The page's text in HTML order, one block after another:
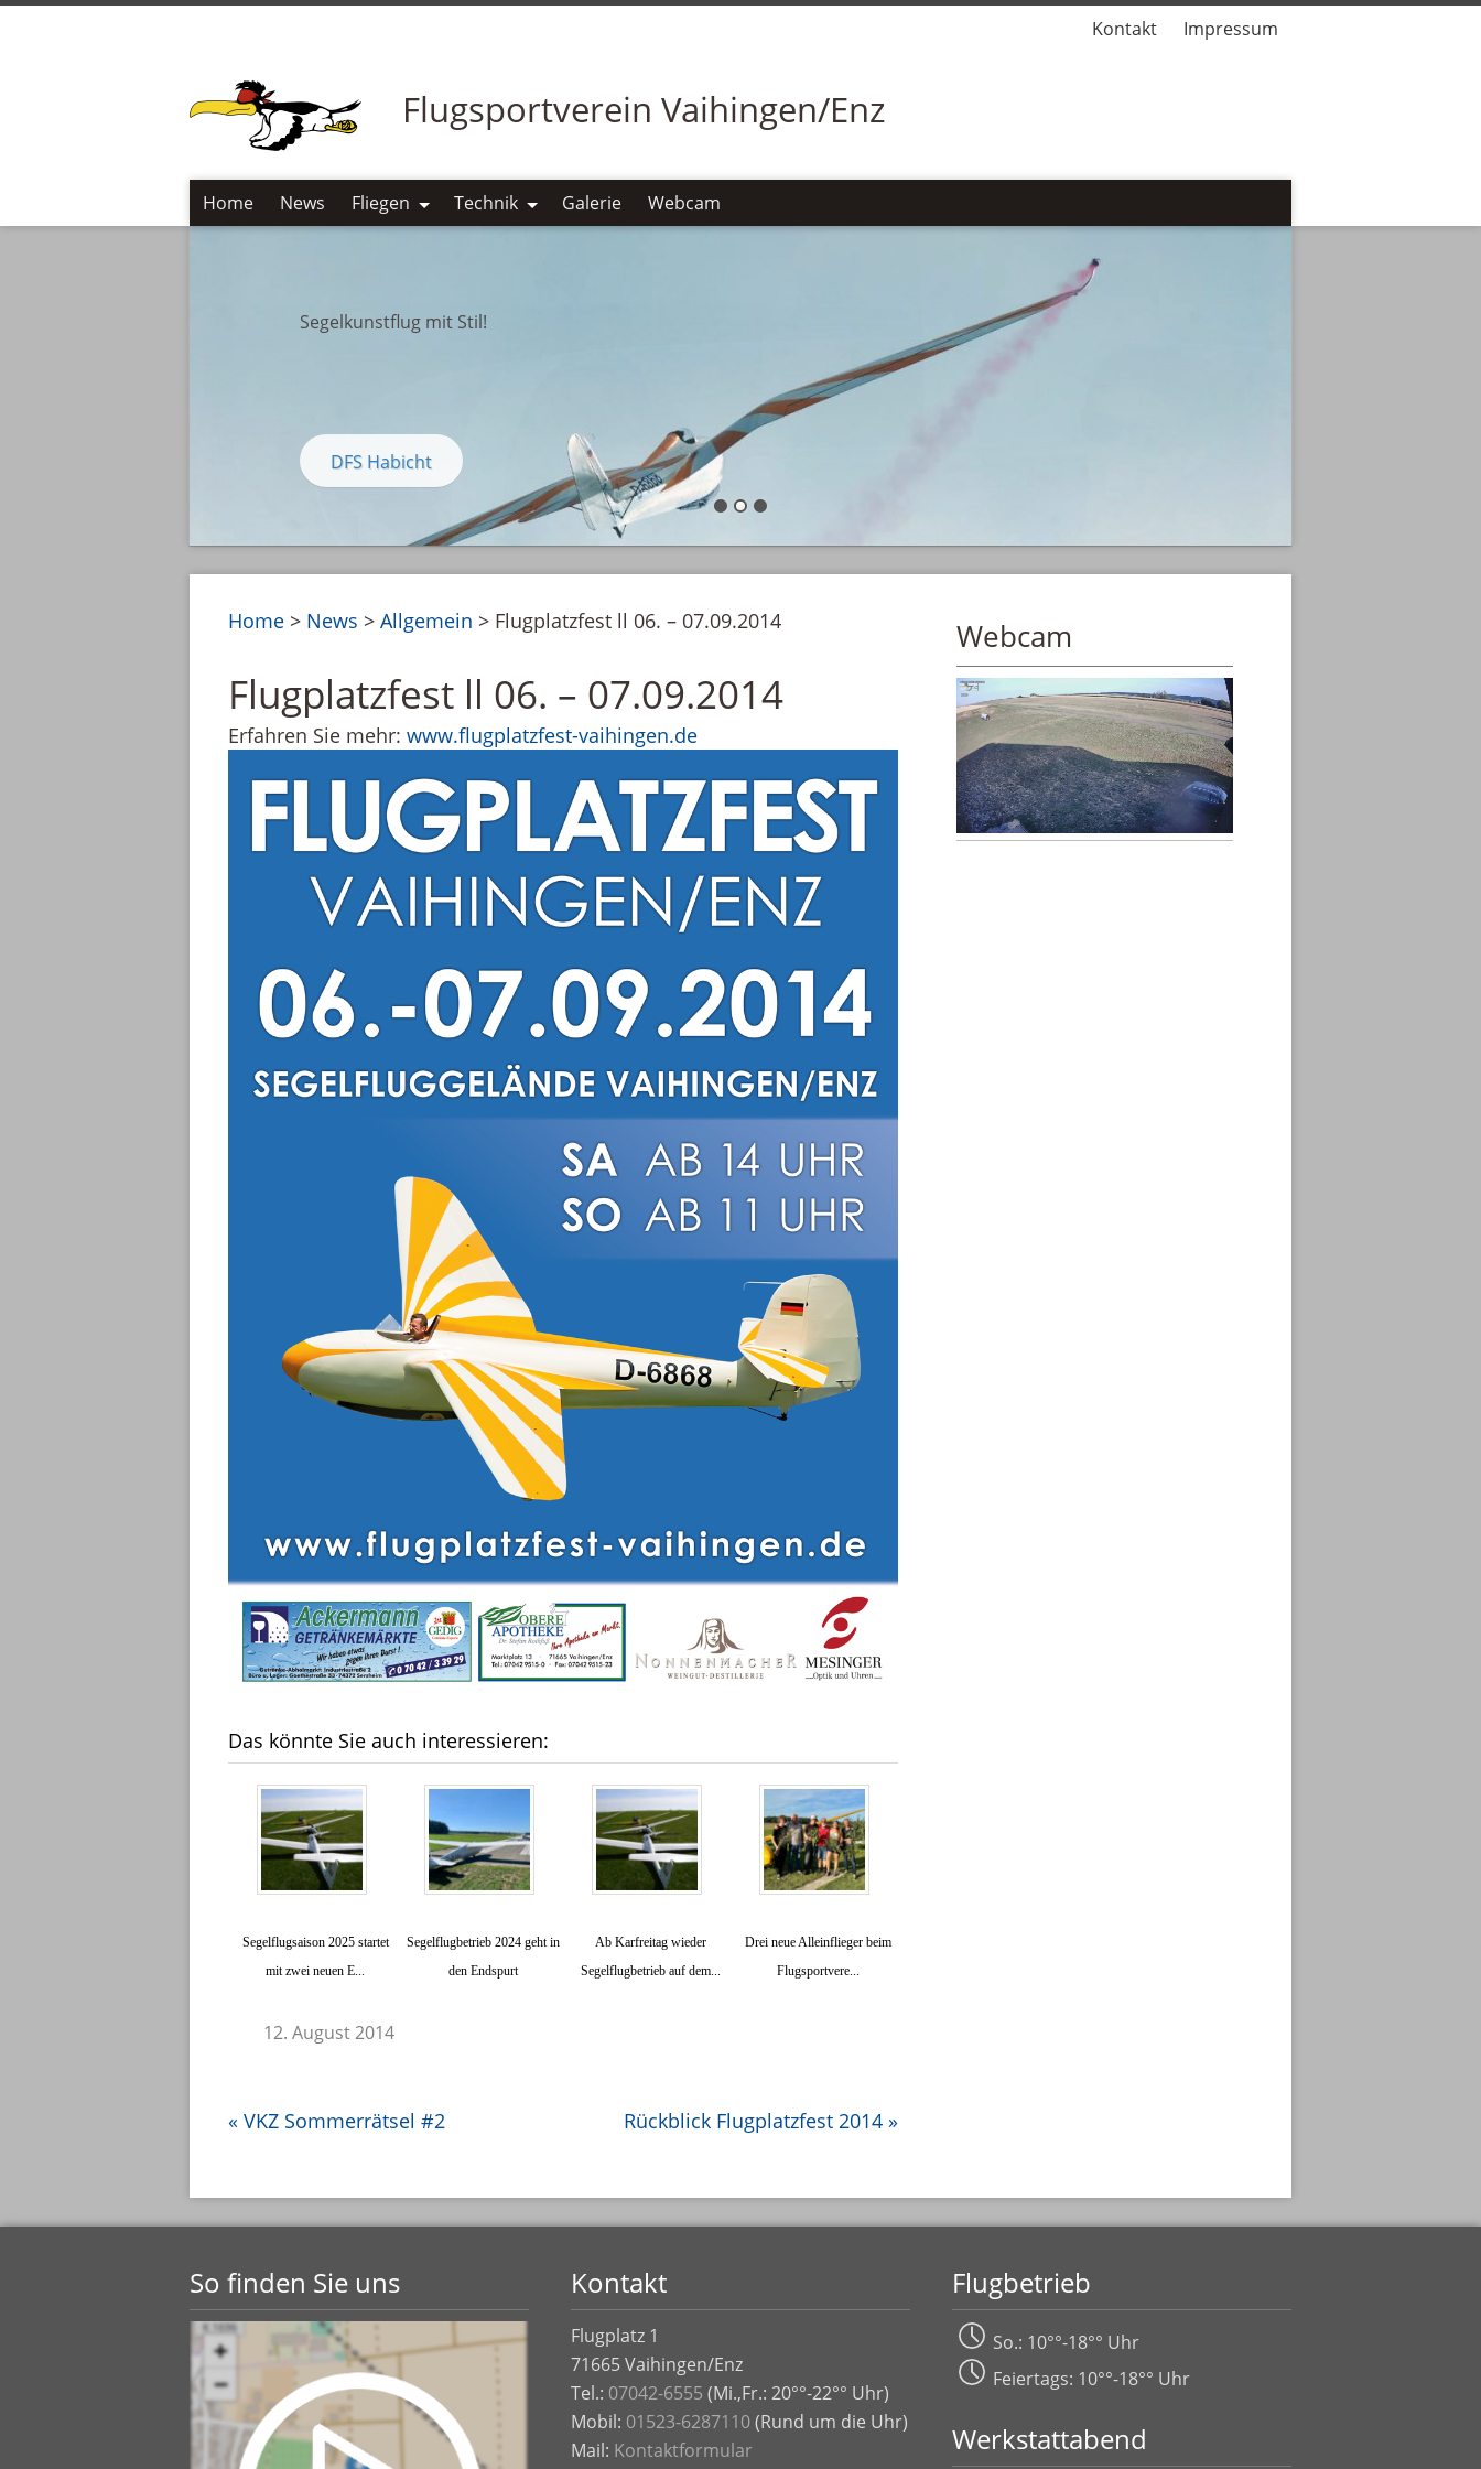
Kontakt Impressum
Flugsportverein Vaihingen/Enz
Home News Fliegen Technik Galerie Webcam
Segelkunstflug mit Stil!
DFS Habicht
Home > News >Allgemein > Flugplatzfest ll 06. – 07.09.2014
Flugplatzfest ll 06. – 07.09.2014
Erfahren Sie mehr:www.flugplatzfest-vaihingen.de
Das könnte Sie auch interessieren:
Segelflugsaison 2025 startet
mit zwei neuen E...
Segelflugbetrieb 2024 geht in
den Endspurt
Ab Karfreitag wieder
Segelflugbetrieb auf dem...
​Drei neue Alleinflieger beim
Flugsportvere...
12. August 2014
« VKZ Sommerrätsel #2 Rückblick Flugplatzfest 2014 »
Webcam
So finden Sie uns Kontakt
Flugplatz 1
71665 Vaihingen/Enz
Tel.: 07042-6555 (Mi.,Fr.: 20°°-22°° Uhr)
Mobil: 01523-6287110(Rund um die Uhr)
Mail: Kontaktformular
Flugbetrieb
So.: 10°°-18°° Uhr
Feiertags: 10°°-18°° Uhr
Werkstattabend